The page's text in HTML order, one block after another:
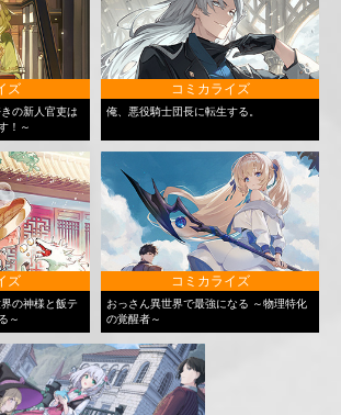
ズ
の新人官吏は
！～
コミカライズ
俺、悪役騎士団長に転生する。
ズ
の神様と飯テ
～
コミカライズ
おっさん異世界で最強になる ～物理特化
の覚醒者～